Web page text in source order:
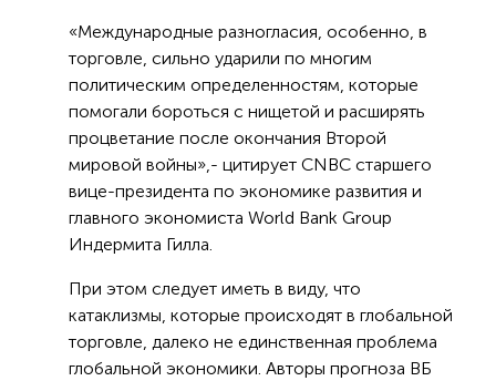
«Международные разногласия, особенно, в
торговле, сильно ударили по многим
политическим определенностям, которые
помогали бороться с нищетой и расширять
процветание после окончания Второй
мировой войны»,- цитирует CNBC старшего
вице-президента по экономике развития и
главного экономиста World Bank Group
Индермита Гилла.
При этом следует иметь в виду, что
катаклизмы, которые происходят в глобальной
торговле, далеко не единственная проблема
глобальной экономики. Авторы прогноза ВБ